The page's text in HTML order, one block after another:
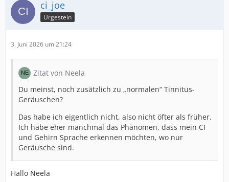
ci_joe
Urgestein
3. Juni 2026 um 21:24
Zitat von Neela
Du meinst, noch zusätzlich zu „normalen“ Tinnitus-
Geräuschen?
Das habe ich eigentlich nicht, also nicht öfter als früher.
Ich habe eher manchmal das Phänomen, dass mein CI
und Gehirn Sprache erkennen möchten, wo nur
Geräusche sind.
Hallo Neela